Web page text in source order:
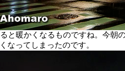
と暖かくなるものですね。今朝
なってしまったのです。